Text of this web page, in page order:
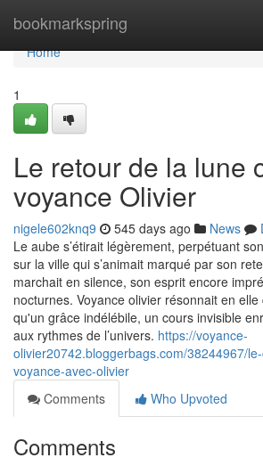
bookmarkspring
Home
Home
1
Le retour de la lune
voyance Olivier
nigele602knq9 545 days ago News
Le aube s’étirait légèrement, perpétuant
sur la ville qui s’animait marqué par son
marchait en silence, son esprit encore
nocturnes. Voyance olivier résonnait en
qu'un grâce indélébile, un cours invisible
aux rythmes de l’univers. https://voyance-
olivier20742.bloggerbags.com/38244967/
voyance-avec-olivier
Comments
Who Upvoted
Comments